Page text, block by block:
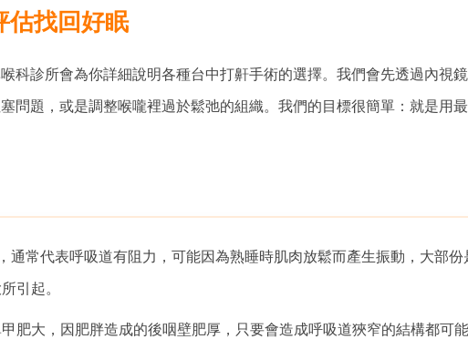
估找回好眠
科診所會為你詳細說明各種台中打鼾手術的選擇。我們會先透過內視
問題，或是調整喉嚨裡過於鬆弛的組織。我們的目標很簡單：就是用
通常代表呼吸道有阻力，可能因為熟睡時肌肉放鬆而產生振動，大部
引起。
肥大，因肥胖造成的後咽壁肥厚，只要會造成呼吸道狹窄的結構都可能